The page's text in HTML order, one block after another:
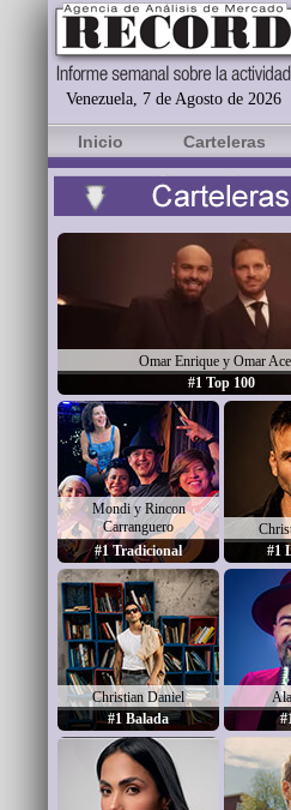
Venezuela, 7 de Agosto de 2026
Inicio Carteleras
Omar Enrique y Omar
#1 Top 100
Mondi y Rincon
Carranguero
#1 Tradicional
#1
Christian Daniel
#1 Balada